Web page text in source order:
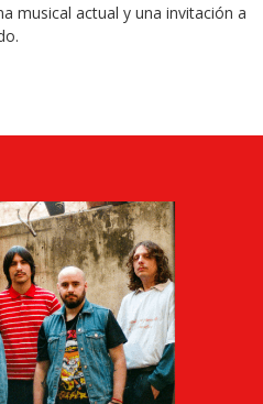
musical actual y una invitación a